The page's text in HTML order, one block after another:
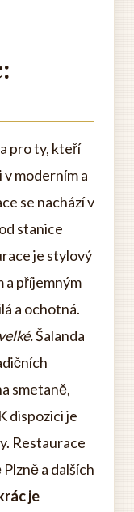
pro ty, kteří
moderním a
se nachází v
stanice
je stylový
a příjemným
a ochotná.
Šalanda
smetaně,
dispozici je
Restaurace
a dalších
je